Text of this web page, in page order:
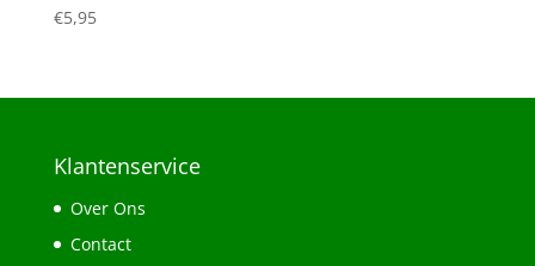
€5,95
Klantenservice
Over Ons
Contact